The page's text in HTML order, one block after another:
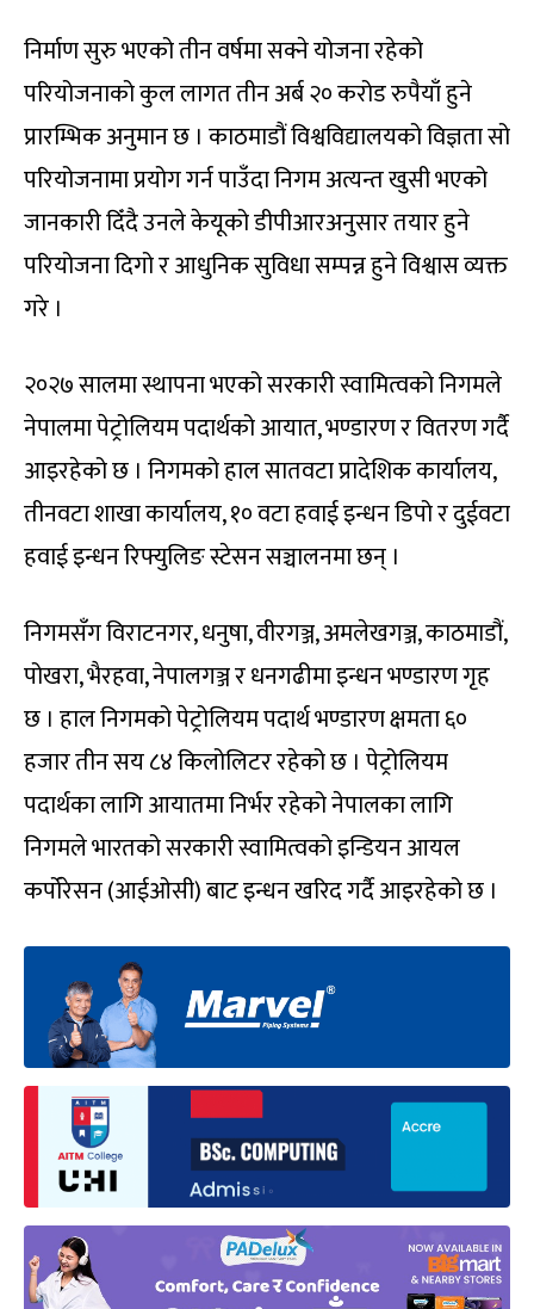
निर्माण सुरु भएको तीन वर्षमा सक्ने योजना रहेको
परियोजनाको कुल लागत तीन अर्ब २० करोड रुपैयाँ हुने
प्रारम्भिक अनुमान छ । काठमाडौं विश्वविद्यालयको विज्ञता सो
परियोजनामा प्रयोग गर्न पाउँदा निगम अत्यन्त खुसी भएको
जानकारी दिँदै उनले केयूको डीपीआरअनुसार तयार हुने
परियोजना दिगो र आधुनिक सुविधा सम्पन्न हुने विश्वास व्यक्त
गरे ।
२०२७ सालमा स्थापना भएको सरकारी स्वामित्वको निगमले
नेपालमा पेट्रोलियम पदार्थको आयात, भण्डारण र वितरण गर्दै
आइरहेको छ । निगमको हाल सातवटा प्रादेशिक कार्यालय,
तीनवटा शाखा कार्यालय, १० वटा हवाई इन्धन डिपो र दुईवटा
हवाई इन्धन रिफ्युलिङ स्टेसन सञ्चालनमा छन् ।
निगमसँग विराटनगर, धनुषा, वीरगञ्ज, अमलेखगञ्ज, काठमाडौं,
पोखरा, भैरहवा, नेपालगञ्ज र धनगढीमा इन्धन भण्डारण गृह
छ । हाल निगमको पेट्रोलियम पदार्थ भण्डारण क्षमता ६०
हजार तीन सय ८४ किलोलिटर रहेको छ । पेट्रोलियम
पदार्थका लागि आयातमा निर्भर रहेको नेपालका लागि
निगमले भारतको सरकारी स्वामित्वको इन्डियन आयल
कर्पोरेसन (आईओसी) बाट इन्धन खरिद गर्दै आइरहेको छ ।